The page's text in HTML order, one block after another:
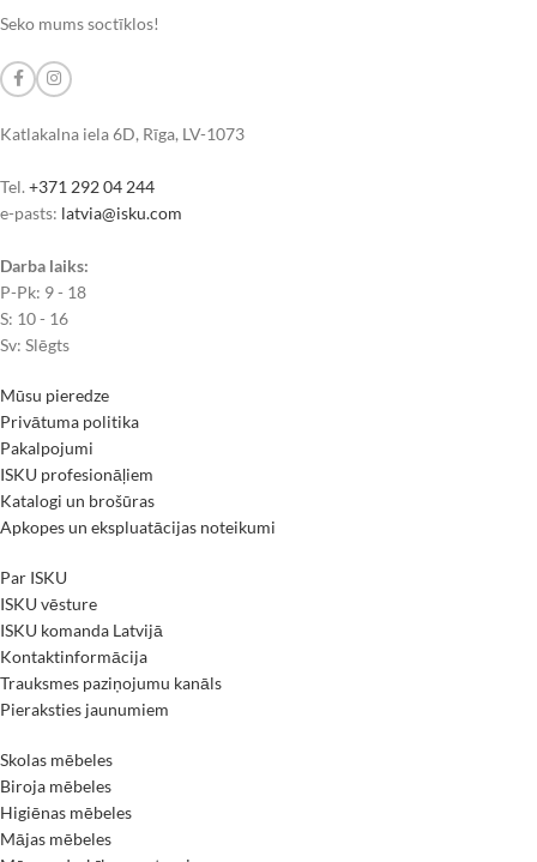
Seko mums soctīklos!
Katlakalna iela 6D, Rīga, LV-1073
Tel. +371 292 04 244
e-pasts: latvia@isku.com
Darba laiks:
P-Pk: 9 - 18
S: 10 - 16
Sv: Slēgts
Mūsu pieredze
Privātuma politika
Pakalpojumi
ISKU profesionāļiem
Katalogi un brošūras
Apkopes un ekspluatācijas noteikumi
Par ISKU
ISKU vēsture
ISKU komanda Latvijā
Kontaktinformācija
Trauksmes paziņojumu kanāls
Pieraksties jaunumiem
Skolas mēbeles
Biroja mēbeles
Higiēnas mēbeles
Mājas mēbeles